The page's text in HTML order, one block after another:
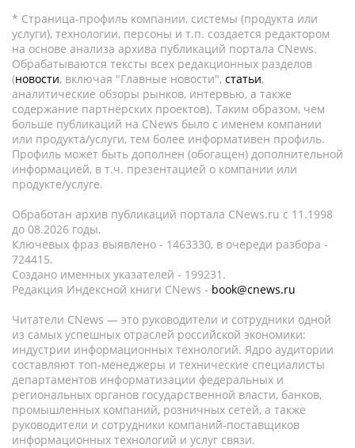
* Страница-профиль компании, системы (продукта или
услуги), технологии, персоны и т.п. создается редактором
на основе анализа архива публикаций портала CNews.
Обрабатываются тексты всех редакционных разделов
(новости, включая "Главные новости", статьи,
аналитические обзоры рынков, интервью, а также
содержание партнёрских проектов). Таким образом, чем
больше публикаций на CNews было с именем компании
или продукта/услуги, тем более информативен профиль.
Профиль может быть дополнен (обогащен) дополнительной
информацией, в т.ч. презентацией о компании или
продукте/услуге.
Обработан архив публикаций портала CNews.ru c 11.1998
до 08.2026 годы.
Ключевых фраз выявлено - 1463330, в очереди разбора -
724415.
Создано именных указателей - 199231.
Редакция Индексной книги CNews - book@cnews.ru
Читатели CNews — это руководители и сотрудники одной
из самых успешных отраслей российской экономики:
индустрии информационных технологий. Ядро аудитории
составляют топ-менеджеры и технические специалисты
департаментов информатизации федеральных и
региональных органов государственной власти, банков,
промышленных компаний, розничных сетей, а также
руководители и сотрудники компаний-поставщиков
информационных технологий и услуг связи.